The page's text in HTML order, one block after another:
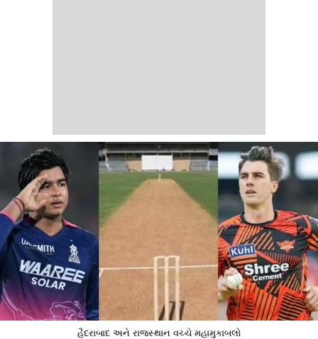
હૈદરાબાદ અને રાજસ્થાન વચ્ચે મહામુકાબલો